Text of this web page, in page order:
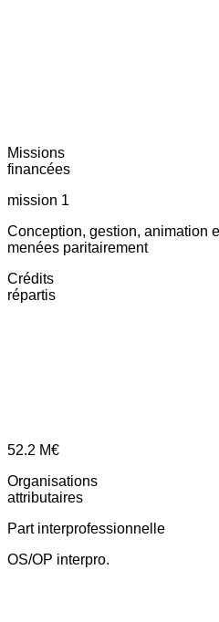
Missions
financées
mission 1
Conception, gestion, animation
menées paritairement
Crédits
répartis
52.2 M€
Organisations
attributaires
Part interprofessionnelle
OS/OP interpro.